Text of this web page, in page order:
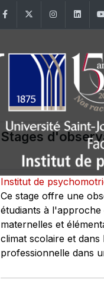
FacebookTwitter
Stages
Institut de
Ce stage offre une
étudiants à l'approche
maternelles et
climat scolaire et dans
professionnelle dans